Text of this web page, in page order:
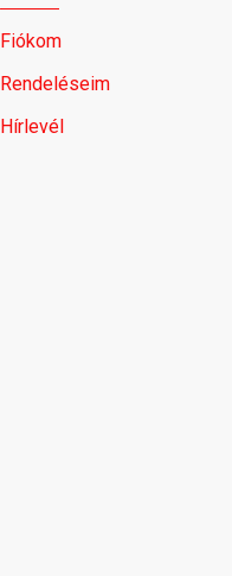
Fiókom
Rendeléseim
Hírlevél